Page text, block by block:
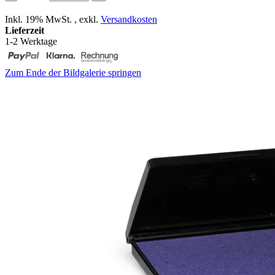
Inkl. 19% MwSt. , exkl. Versandkosten
Lieferzeit
1-2 Werktage
Zum Ende der Bildgalerie springen